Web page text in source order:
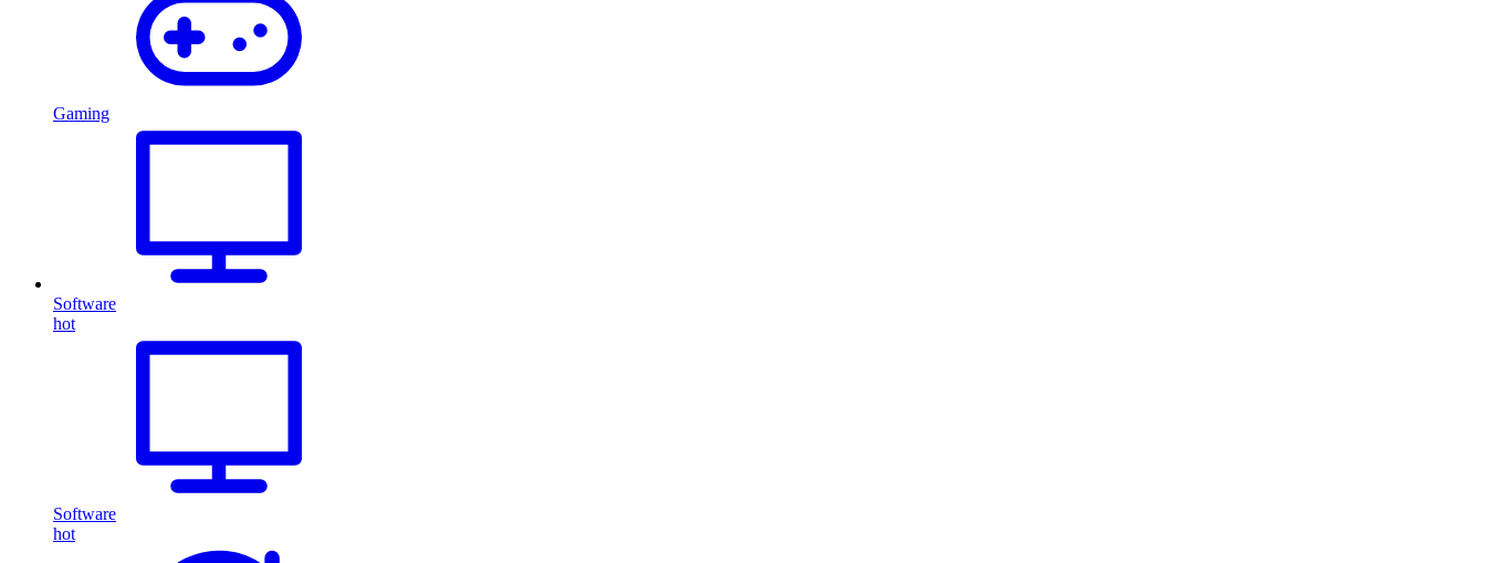
Gaming
Software
hot
Software
hot